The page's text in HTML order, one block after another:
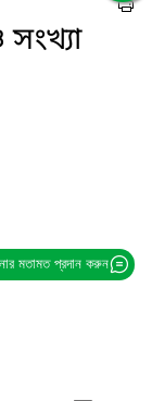
মতামত প্রদান করুন